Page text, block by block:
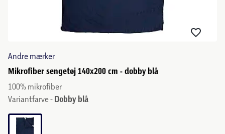
Andre mærker
Mikrofiber sengetøj 140x200 cm - dobby blå
100% mikrofiber
Variantfarve - Dobby blå